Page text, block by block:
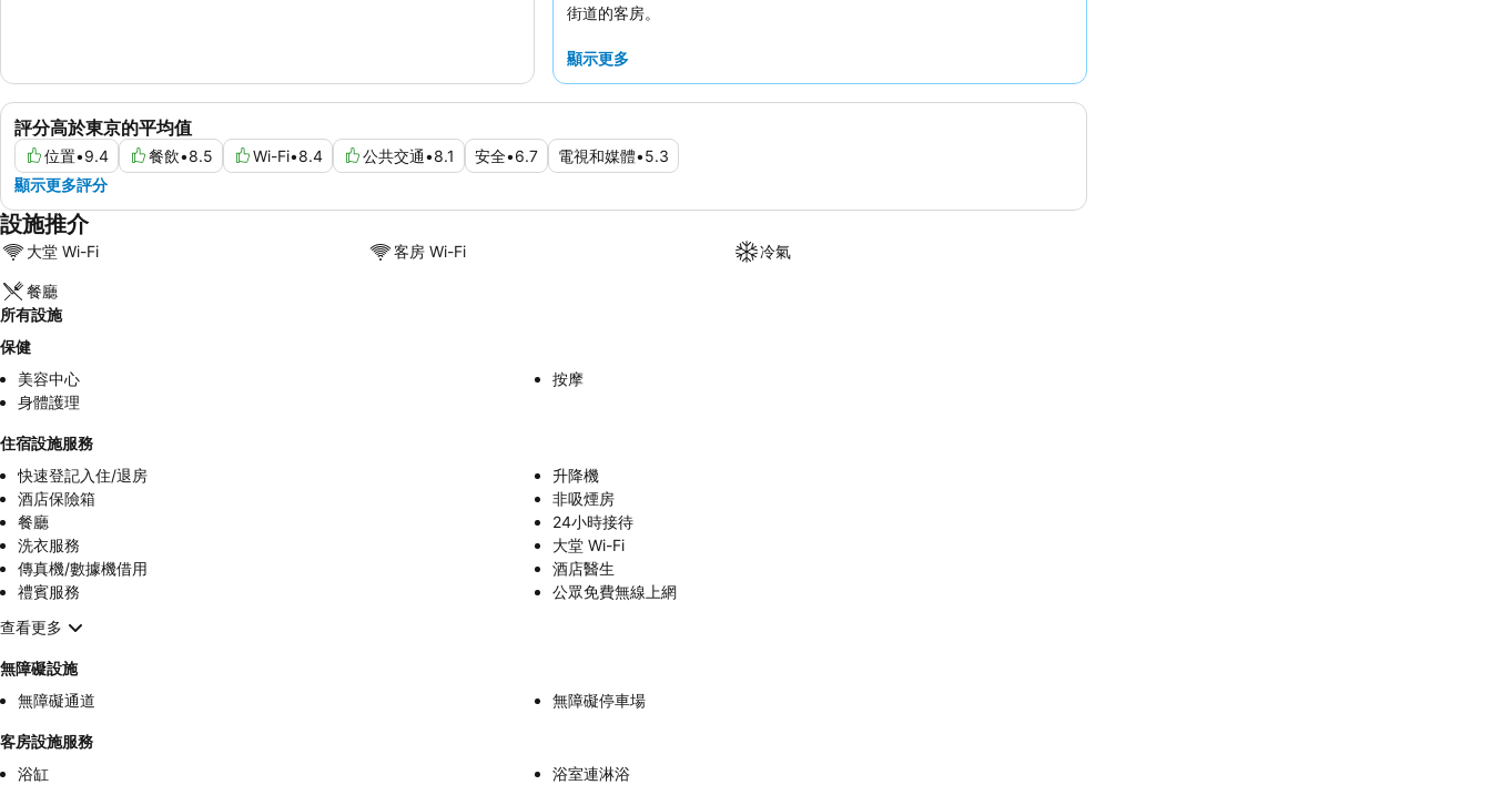
街道的客房。
顯示更多
評分高於東京的平均值
位置•9.4 餐飲•8.5 Wi-Fi•8.4 公共交通•8.1 安全•6.7 電視和媒體•5.3
顯示更多評分
設施推介
大堂 Wi-Fi 客房 Wi-Fi 冷氣
餐廳
所有設施
保健
美容中心
按摩
身體護理
住宿設施服務
快速登記入住/退房
升降機
酒店保險箱
非吸煙房
餐廳
24小時接待
洗衣服務
大堂 Wi-Fi
傳真機/數據機借用
酒店醫生
禮賓服務
公眾免費無線上網
查看更多
無障礙設施
無障礙通道
無障礙停車場
客房設施服務
浴缸
浴室連淋浴